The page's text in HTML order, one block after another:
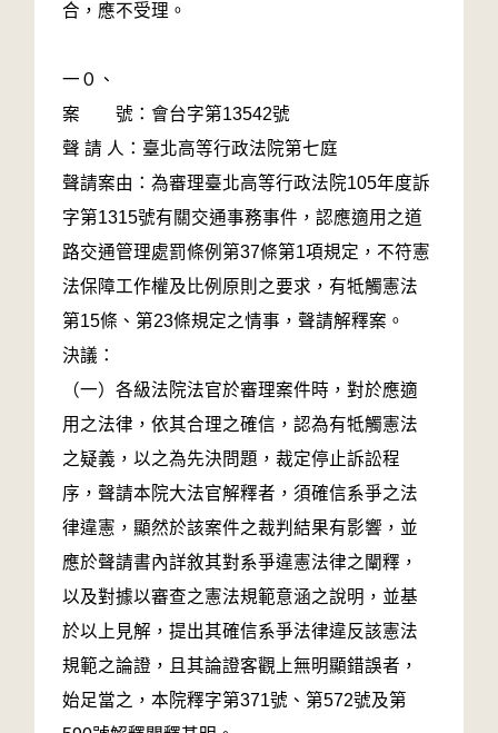
合，應不受理。
一０、
案 號：會台字第13542號
聲 請 人：臺北高等行政法院第七庭
聲請案由：為審理臺北高等行政法院105年度訴
字第1315號有關交通事務事件，認應適用之道
路交通管理處罰條例第37條第1項規定，不符憲
法保障工作權及比例原則之要求，有牴觸憲法
第15條、第23條規定之情事，聲請解釋案。
決議：
（一）各級法院法官於審理案件時，對於應適
用之法律，依其合理之確信，認為有牴觸憲法
之疑義，以之為先決問題，裁定停止訴訟程
序，聲請本院大法官解釋者，須確信系爭之法
律違憲，顯然於該案件之裁判結果有影響，並
應於聲請書內詳敘其對系爭違憲法律之闡釋，
以及對據以審查之憲法規範意涵之說明，並基
於以上見解，提出其確信系爭法律違反該憲法
規範之論證，且其論證客觀上無明顯錯誤者，
始足當之，本院釋字第371號、第572號及第